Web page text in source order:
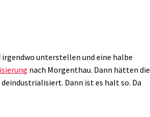
irgendwo unterstellen und eine halbe
nach Morgenthau. Dann hätten die
Dann ist es halt so. Da